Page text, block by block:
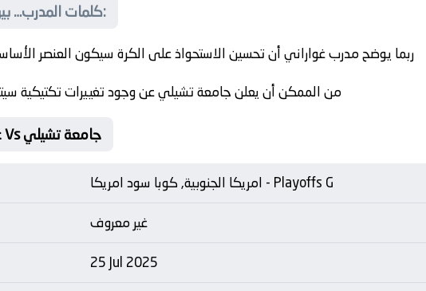
كلمات المدرب… بين التحفيز والاستراتيجية:
ربما يوضح مدرب غواراني أن تحسين الاستحواذ على الكرة سيكون العنصر
من الممكن أن يعلن جامعة تشيلي عن وجود تغييرات تكتيكية
Matche Card غواراني Vs جامعة تشيلي
امريكا الجنوبية, كوبا سود امريكا - Playoffs G
غير معروف
25 Jul 2025